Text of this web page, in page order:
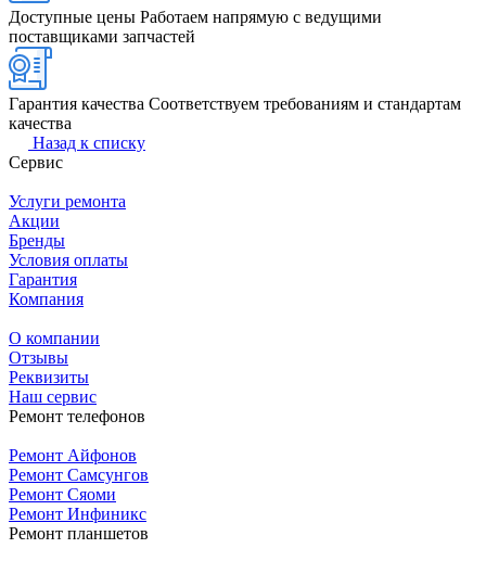
Доступные цены Работаем напрямую с ведущими
поставщиками запчастей
Гарантия качества Соответствуем требованиям и стандартам
качества
Назад к списку
Сервис
Услуги ремонта
Акции
Бренды
Условия оплаты
Гарантия
Компания
О компании
Отзывы
Реквизиты
Наш сервис
Ремонт телефонов
Ремонт Айфонов
Ремонт Самсунгов
Ремонт Сяоми
Ремонт Инфиникс
Ремонт планшетов